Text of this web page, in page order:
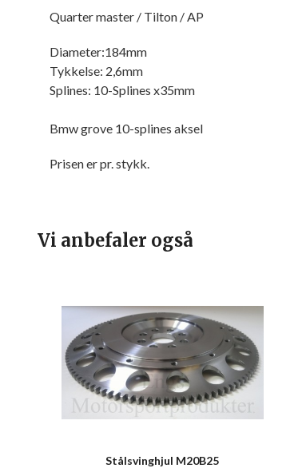
Quarter master / Tilton / AP
Diameter:184mm
Tykkelse: 2,6mm
Splines: 10-Splines x35mm
Bmw grove 10-splines aksel
Prisen er pr. stykk.
Vi anbefaler også
Stålsvinghjul M20B25